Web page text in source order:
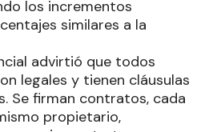
los incrementos
similares a la
advirtió que todos
legales y tienen cláusulas
Se firman contratos, cada
propietario,